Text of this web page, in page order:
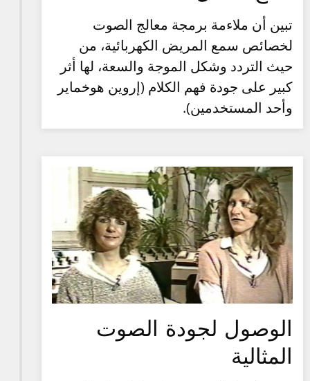
تبين أن ملاءمة برمجة معالج الصوت
لخصائص سمع المريض الكهربائية، من
حيث التردد وشكل الموجة والسعة، لها أثر
كبير على جودة فهم الكلام (إروين هوخماير
وأحد المستخدمين).
الوصول لجودة الصوت
المثالية